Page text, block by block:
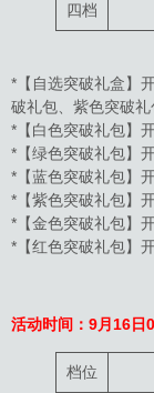
四档
*【自选突破礼盒】
破礼包、紫色突破
*【白色突破礼包】
*【绿色突破礼包】
*【蓝色突破礼包】
*【紫色突破礼包】
*【金色突破礼包】
*【红色突破礼包】
活动时间：9月16
档位